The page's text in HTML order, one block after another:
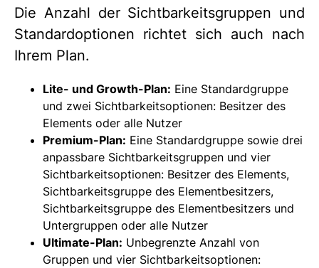
Die Anzahl der Sichtbarkeitsgruppen und
Standardoptionen richtet sich auch nach
Ihrem Plan.
Lite- und Growth-Plan: Eine Standardgruppe
und zwei Sichtbarkeitsoptionen: Besitzer des
Elements oder alle Nutzer
Premium-Plan: Eine Standardgruppe sowie drei
anpassbare Sichtbarkeitsgruppen und vier
Sichtbarkeitsoptionen: Besitzer des Elements,
Sichtbarkeitsgruppe des Elementbesitzers,
Sichtbarkeitsgruppe des Elementbesitzers und
Untergruppen oder alle Nutzer
Ultimate-Plan: Unbegrenzte Anzahl von
Gruppen und vier Sichtbarkeitsoptionen: